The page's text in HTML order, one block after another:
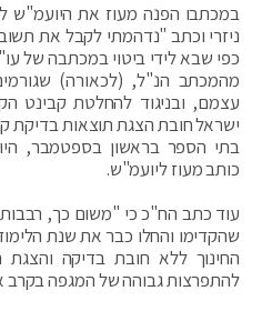
‏במכתבו הפנה מעוז את היועמ"ש
ניזרי וכתב "‏נדהמתי לקבל את
כפי שבא לידי ביטוי במכתבה של
מהמכתב הנ"ל, (לכאורה)
עצמם, ובניגוד להחלטת קבינט‏
ישראל חובת הצגת תוצאות בדיקת
בתי ‏הספר בראשון בספטמבר,
כותב מעוז ליועמ"ש.
עוד כתב הח"כ כי "‏משום כך,
שהקדימו והחלו כבר את שנת
החינוך ללא חובת בדיקה והצגת
להתפרצות גבוהה של המגפה ‏בקרב